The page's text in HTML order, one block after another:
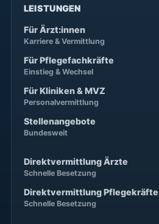
LEISTUNGEN
Für Ärzt:innen
Karriere & Vermittlung
Für Pflegefachkräfte
Einstieg & Wechsel
Für Kliniken & MVZ
Personalvermittlung
Stellenangebote
Bundesweit
Direktvermittlung Ärzte
Schnelle Besetzung
Direktvermittlung Pflegekräfte
Schnelle Besetzung